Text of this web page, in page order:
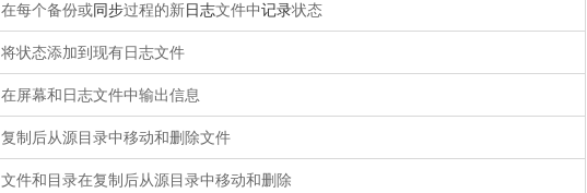
在每个备份或同步过程的新日志文件中记录状态
将状态添加到现有日志文件
在屏幕和日志文件中输出信息
复制后从源目录中移动和删除文件
文件和目录在复制后从源目录中移动和删除